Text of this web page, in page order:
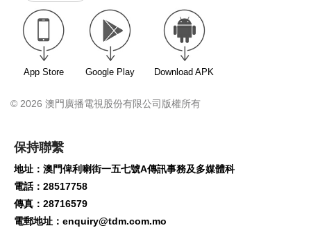
App Store Google Play Download APK
© 2026 澳門廣播電視股份有限公司版權所有
保持聯繫
地址：澳門俾利喇街一五七號A傳訊事務及多媒體科
電話：28517758
傳真：28716579
電郵地址： enquiry@tdm.com.mo